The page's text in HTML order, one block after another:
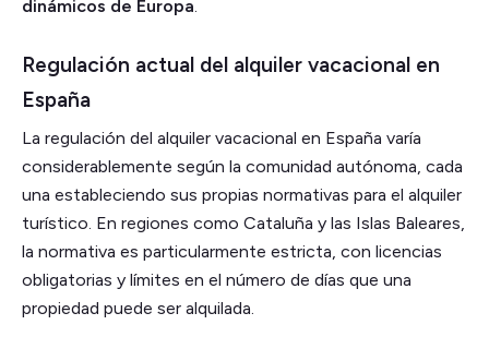
dinámicos de Europa.
Regulación actual del alquiler vacacional en
España
La regulación del alquiler vacacional en España varía
considerablemente según la comunidad autónoma, cada
una estableciendo sus propias normativas para el alquiler
turístico. En regiones como Cataluña y las Islas Baleares,
la normativa es particularmente estricta, con licencias
obligatorias y límites en el número de días que una
propiedad puede ser alquilada.